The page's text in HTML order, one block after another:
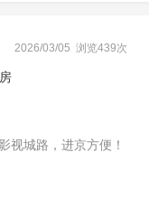
2026/03/05 浏览439次
视城路，进京方便！